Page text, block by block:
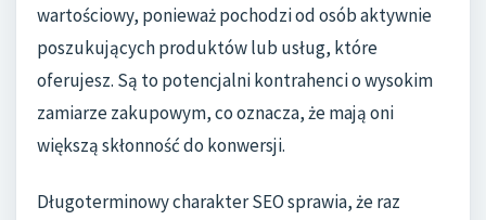
wartościowy, ponieważ pochodzi od osób aktywnie
poszukujących produktów lub usług, które
oferujesz. Są to potencjalni kontrahenci o wysokim
zamiarze zakupowym, co oznacza, że mają oni
większą skłonność do konwersji.
Długoterminowy charakter SEO sprawia, że raz